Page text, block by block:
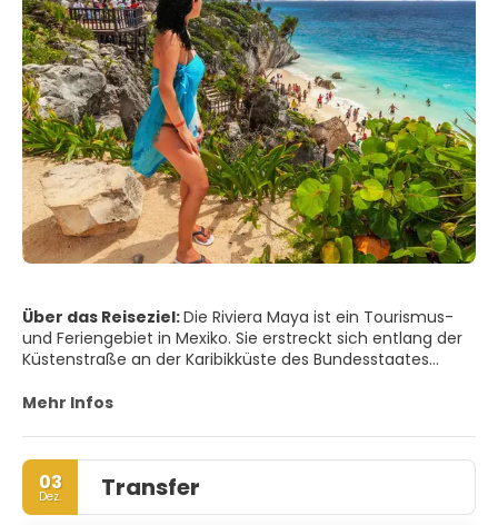
Über das Reiseziel:Die Riviera Maya ist ein Tourismus-
und Feriengebiet in Mexiko. Sie erstreckt sich entlang der
Küstenstraße an der Karibikküste des Bundesstaates
liegt. Historisch gesehen begann dieses Gebiet in der
Zielgebiete für die Urbanisierung umfassen die Städte und
Dörfer: Puerto Morelos, die Riviera Maya, Puerto Aventuras,
Akumal, Chemuyil und Tulum.
Mehr Infos
03
Dez. Transfer